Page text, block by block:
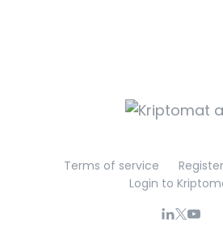
Terms of service
Login to